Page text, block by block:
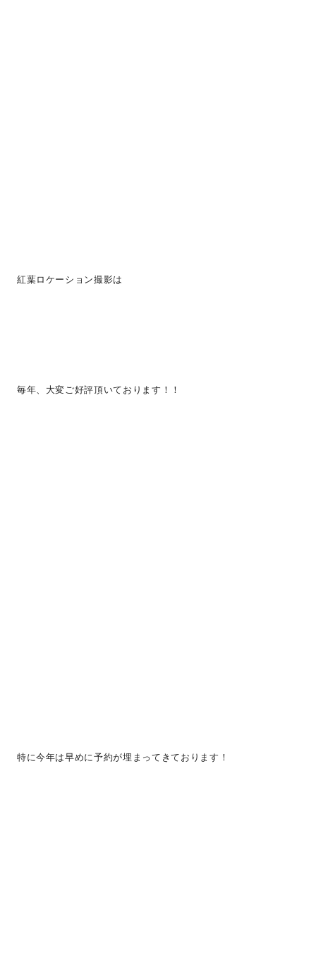
紅葉ロケーション撮影は
毎年、大変ご好評頂いております！！
特に今年は早めに予約が埋まってきております！